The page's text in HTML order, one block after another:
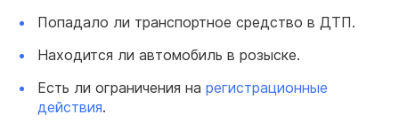
Попадало ли транспортное средство в ДТП.
Находится ли автомобиль в розыске.
Есть ли ограничения на регистрационные
действия.